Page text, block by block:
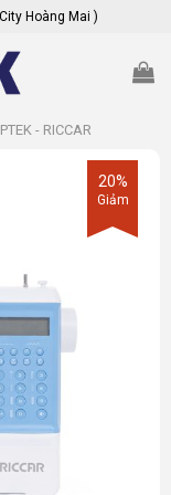
Hoàng Mai )
- RICCAR
20%
Giảm